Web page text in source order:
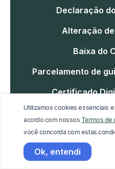
Declaração
Alteração de
Baixa do
Parcelamento de
Certificado
Utilizamos cookies essenciais
acordo com nossos Termos de
você concorda com estas
Ok, entendi